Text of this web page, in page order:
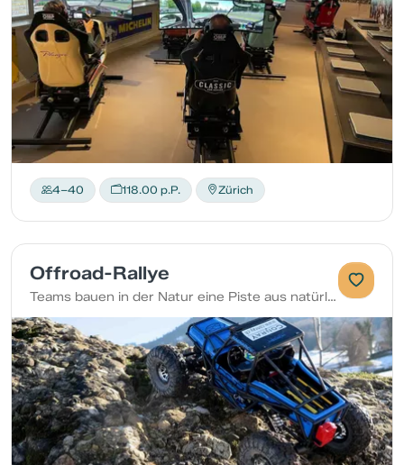
4–40 118.00 p.P. Zürich
Offroad-Rallye
Teams bauen in der Natur eine Piste aus natürlichen Materialien. Ferngesteuerte Geländefahrzeuge testen die Strecke, wobei Kreativität und Teamarbeit gefragt sind.